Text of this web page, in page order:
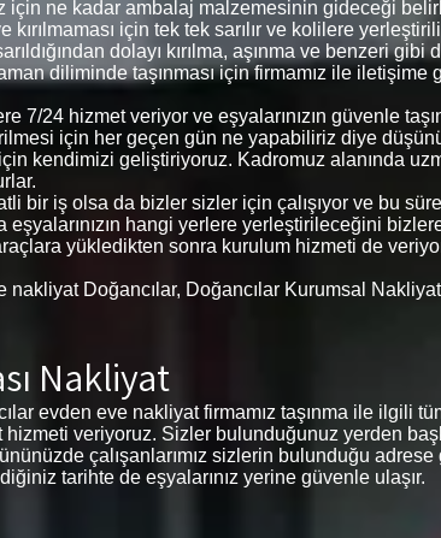
için ne kadar ambalaj malzemesinin gideceği
için tek tek sarılır ve kolilere
dolayı kırılma, aşınma ve benzeri gibi
diliminde taşınması için firmamız ile iletişime
7/24 hizmet veriyor ve eşyalarınızın güvenle
için her geçen gün ne yapabiliriz diye
kendimizi geliştiriyoruz. Kadromuz alanında
bir iş olsa da bizler sizler için çalışıyor ve bu
eşyalarınızın hangi yerlere yerleştirileceğini
yükledikten sonra kurulum hizmeti de
Doğancılar, Doğancılar Kurumsal
Nakliyat
evden eve nakliyat firmamız taşınma ile ilgili
hizmeti veriyoruz. Sizler bulunduğunuz yerden
çalışanlarımız sizlerin bulunduğu adrese
tarihte de eşyalarınız yerine güvenle ulaşır.